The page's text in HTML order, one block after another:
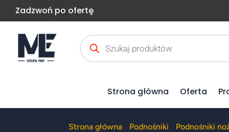
Zadzwoń po ofertę
Wyszukiwarka
produktów
Strona główna Oferta
Strona główna Podnośniki Podnośniki